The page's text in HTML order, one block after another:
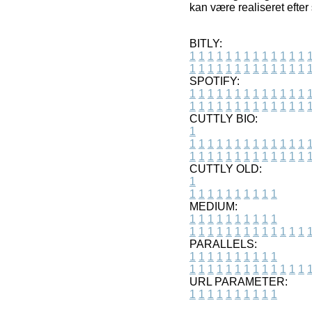
kan være realiseret efter
BITLY:
1 1 1 1 1 1 1 1 1 1 1 1 1 1
1 1 1 1 1 1 1 1 1 1 1 1 1 1
SPOTIFY:
1 1 1 1 1 1 1 1 1 1 1 1 1 1
1 1 1 1 1 1 1 1 1 1 1 1 1 1
CUTTLY BIO:
1
1 1 1 1 1 1 1 1 1 1 1 1 1 1
1 1 1 1 1 1 1 1 1 1 1 1 1 1
CUTTLY OLD:
1
1 1 1 1 1 1 1 1 1 1
MEDIUM:
1 1 1 1 1 1 1 1 1 1
1 1 1 1 1 1 1 1 1 1 1 1 1 1
PARALLELS:
1 1 1 1 1 1 1 1 1 1
1 1 1 1 1 1 1 1 1 1 1 1 1 1
URL PARAMETER:
1 1 1 1 1 1 1 1 1 1